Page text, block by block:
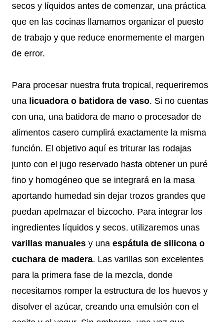
secos y líquidos antes de comenzar, una práctica
que en las cocinas llamamos organizar el puesto
de trabajo y que reduce enormemente el margen
de error.
Para procesar nuestra fruta tropical, requeriremos
una licuadora o batidora de vaso. Si no cuentas
con una, una batidora de mano o procesador de
alimentos casero cumplirá exactamente la misma
función. El objetivo aquí es triturar las rodajas
junto con el jugo reservado hasta obtener un puré
fino y homogéneo que se integrará en la masa
aportando humedad sin dejar trozos grandes que
puedan apelmazar el bizcocho. Para integrar los
ingredientes líquidos y secos, utilizaremos unas
varillas manuales y una espátula de silicona o
cuchara de madera. Las varillas son excelentes
para la primera fase de la mezcla, donde
necesitamos romper la estructura de los huevos y
disolver el azúcar, creando una emulsión con el